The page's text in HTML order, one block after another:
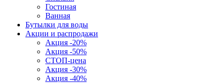
Гостиная
Ванная
Бутылки для воды
Акции и распродажи
Акция -20%
Акция -50%
СТОП-цена
Акция -30%
Акция -40%